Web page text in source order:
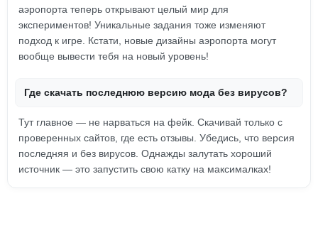
аэропорта теперь открывают целый мир для
экспериментов! Уникальные задания тоже изменяют
подход к игре. Кстати, новые дизайны аэропорта могут
вообще вывести тебя на новый уровень!
Где скачать последнюю версию мода без вирусов?
Тут главное — не нарваться на фейк. Скачивай только с
проверенных сайтов, где есть отзывы. Убедись, что версия
последняя и без вирусов. Однажды залутать хороший
источник — это запустить свою катку на максималках!